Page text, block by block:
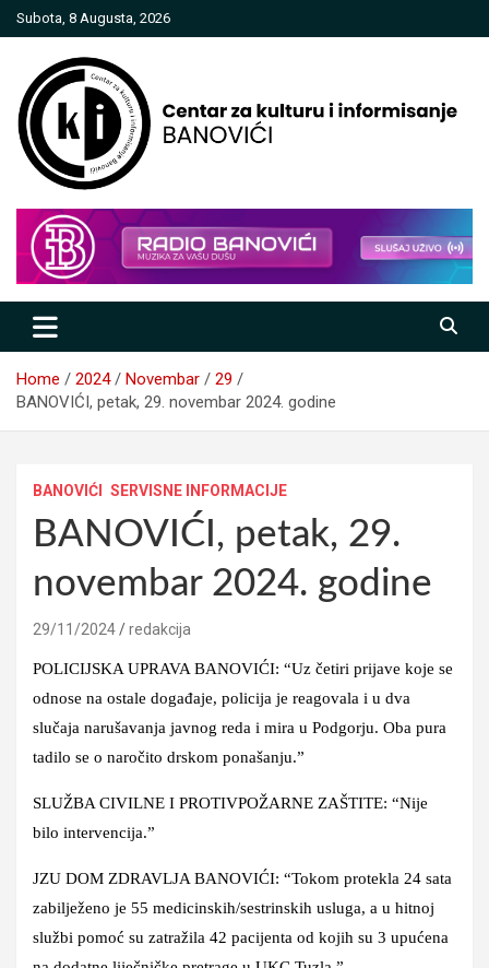
Skip
to
Subota, 8 Augusta, 2026
Centar za kulturu i informisanje
Banovići
Home 2024 Novembar
29
BANOVIĆI, petak, 29. novembar 2024. godine
BANOVIĆI SERVISNE INFORMACIJE
BANOVIĆI, petak, 29.
novembar 2024. godine
29/11/2024 redakcija
POLICIJSKA UPRAVA BANOVIĆI: “Uz četiri prijave koje se
odnose na ostale događaje, policija je reagovala i u dva
slučaja narušavanja javnog reda i mira u Podgorju. Oba pura
tadilo se o naročito drskom ponašanju.”
SLUŽBA CIVILNE I PROTIVPOŽARNE ZAŠTITE: “Nije
bilo intervencija.”
JZU DOM ZDRAVLJA BANOVIĆI: “Tokom protekla 24 sata
zabilježeno je 55 medicinskih/sestrinskih usluga, a u hitnoj
službi pomoć su zatražila 42 pacijenta od kojih su 3 upućena